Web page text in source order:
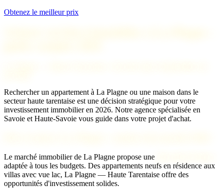
Obtenez le meilleur prix
Rechercher un appartement à La Plagne ou une maison dans le
secteur haute tarentaise est une décision stratégique pour votre
investissement immobilier en 2026. Notre agence spécialisée en
Savoie et Haute-Savoie vous guide dans votre projet d'achat.
Le marché immobilier de La Plagne propose une
adaptée à tous les budgets. Des appartements neufs en résidence aux
villas avec vue lac, La Plagne — Haute Tarentaise offre des
opportunités d'investissement solides.